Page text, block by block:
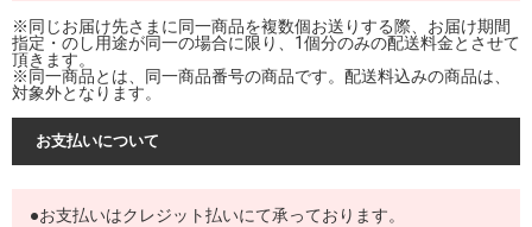
※同じお届け先さまに同一商品を複数個お送りする際、お届け期間
指定・のし用途が同一の場合に限り、1個分のみの配送料金とさせて
頂きます。
※同一商品とは、同一商品番号の商品です。配送料込みの商品は、
対象外となります。
お支払いについて
●お支払いはクレジット払いにて承っております。